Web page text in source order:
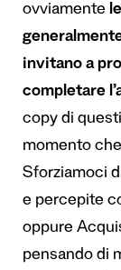
ovviamente le
invitano a
completare
copy di
momento
Sforziamoci
e percepite
oppure
pensando di